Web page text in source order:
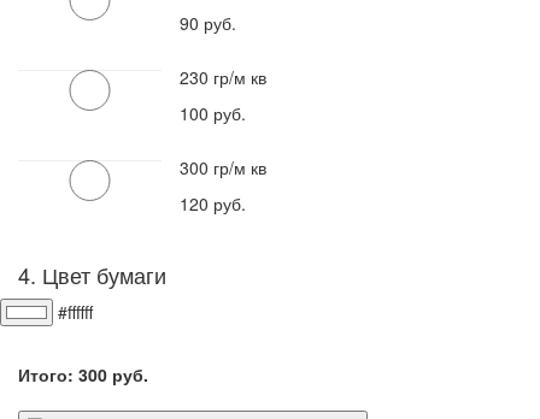
90 руб.
230 гр/м кв
100 руб.
300 гр/м кв
120 руб.
4. Цвет бумаги
#ffffff
Итого: 300 руб.